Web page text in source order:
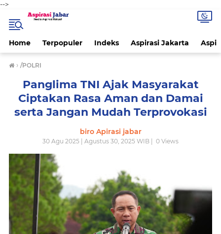
-->
Home Terpopuler Indeks Aspirasi Jakarta
› /POLRI
Panglima TNI Ajak Masyarakat
Ciptakan Rasa Aman dan Damai
serta Jangan Mudah Terprovokasi
biro Apirasi jabar
30 Agu 2025 | Agustus 30, 2025 WIB | 0 Views